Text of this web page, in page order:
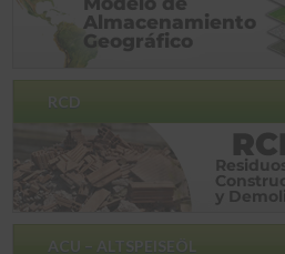
RCD
ACU – ALTSPEISEÖL